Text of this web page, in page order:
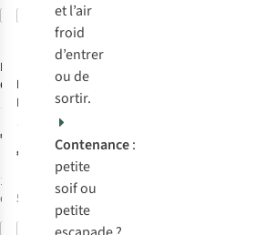
ComparerComparer
Kambukka
Gourde Elton
Insulated 750Ml
€40,00
1
disponible
Comparer
DopperGourde
Insulated (580Ml)
€37,95
5
couleurs disponibles
Comparer
et l’air
froid
d’entrer
ou de
sortir.
Contenance:
petite
soif ou
petite